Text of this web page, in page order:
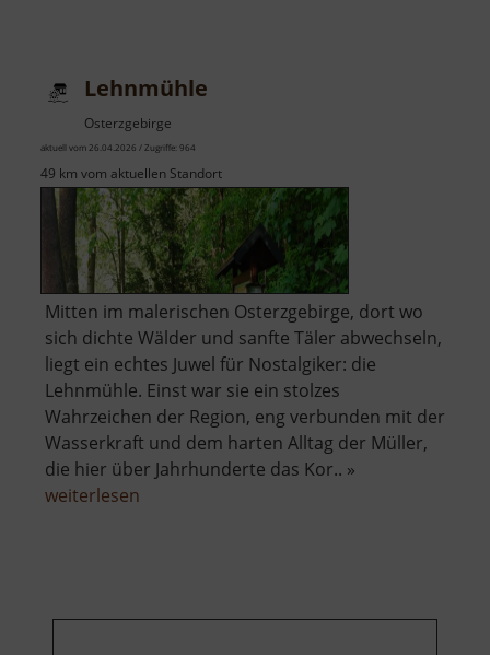
Lehnmühle
Osterzgebirge
aktuell vom 26.04.2026 / Zugriffe: 964
49 km vom aktuellen Standort
Mitten im malerischen Osterzgebirge, dort wo
sich dichte Wälder und sanfte Täler abwechseln,
liegt ein echtes Juwel für Nostalgiker: die
Lehnmühle. Einst war sie ein stolzes
Wahrzeichen der Region, eng verbunden mit der
Wasserkraft und dem harten Alltag der Müller,
die hier über Jahrhunderte das Kor.. »
weiterlesen